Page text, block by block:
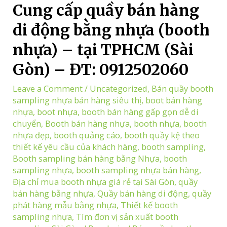
Cung cấp quầy bán hàng
di động bằng nhựa (booth
nhựa) – tại TPHCM (Sài
Gòn) – ĐT: 0912502060
Leave a Comment/ Uncategorized, Bán quầy booth
sampling nhựa bán hàng siêu thị, boot bán hàng
nhựa, boot nhựa, booth bán hàng gấp gọn dễ di
chuyển, Booth bán hàng nhựa, booth nhựa, booth
nhựa đẹp, booth quảng cáo, booth quầy kệ theo
thiết kế yêu cầu của khách hàng, booth sampling,
Booth sampling bán hàng bằng Nhựa, booth
sampling nhựa, booth sampling nhựa bán hàng,
Địa chỉ mua booth nhựa giá rẻ tại Sài Gòn,quầy
bán hàng bằng nhựa,Quầy bán hàng di động,quầy
phát hàng mẫu bằng nhựa, Thiết kế booth
sampling nhựa, Tìm đơn vị sản xuất booth